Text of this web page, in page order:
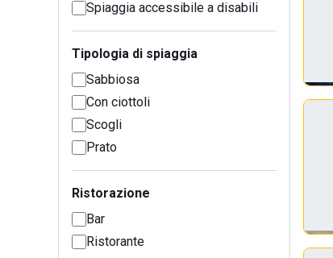
Spiaggia accessibile a disabili
Tipologia di spiaggia
Sabbiosa
Con ciottoli
Scogli
Prato
Ristorazione
Bar
Ristorante